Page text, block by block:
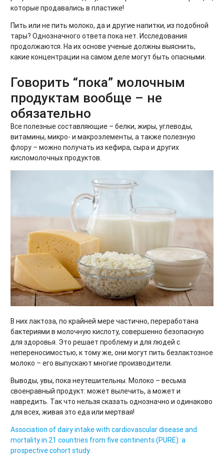
которые продавались в пластике!
Пить или не пить молоко, да и другие напитки, из подобной
тары? Однозначного ответа пока нет. Исследования
продолжаются. На их основе ученые должны выяснить,
какие концентрации на самом деле могут быть опасными.
Говорить “пока” молочным
продуктам вообще – не
обязательно
Все полезные составляющие – белки, жиры, углеводы,
витамины, микро- и макроэлементы, а также полезную
флору – можно получать из кефира, сыра и других
кисломолочных продуктов.
В них лактоза, по крайней мере частично, переработана
бактериями в молочную кислоту, совершенно безопасную
для здоровья. Это решает проблему и для людей с
непереносимостью, к тому же, они могут пить безлактозное
молоко – его выпускают многие производители.
Выводы, увы, пока неутешительны. Молоко – весьма
своенравный продукт: может вылечить, а может и
навредить. Так что нельзя сказать однозначно и одинаково
для всех, живая это еда или мертвая!
Association of dairy intake with cardiovascular disease and
mortality in 21 countries from five continents (PURE): a
prospective cohort study